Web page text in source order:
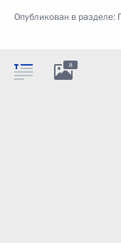
Опубликован в разделе:
8